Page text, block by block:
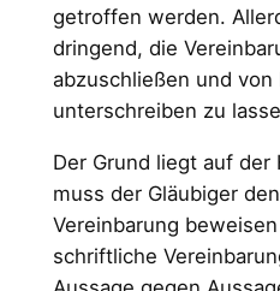
getroffen werden.
dringend, die
abzuschließen und
unterschreiben zu
Der Grund liegt auf der
muss der Gläubiger
Vereinbarung
schriftliche